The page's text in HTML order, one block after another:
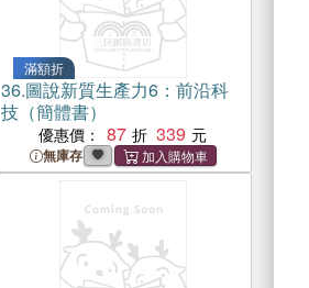
滿額折
36.圖說新質生產力6：前沿科
技（簡體書）
優惠價： 87 339
無庫存